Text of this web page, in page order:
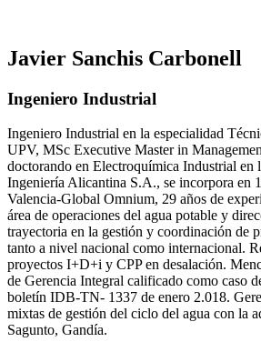
Javier Sanchis Carbonell
Ingeniero Industrial
Ingeniero Industrial en la especialidad
UPV, MSc Executive Master in
doctorando en Electroquímica Industrial en
Ingeniería Alicantina S.A., se incorpora en
Valencia-Global Omnium, 29 años de
área de operaciones del agua potable y
trayectoria en la gestión y coordinación de
tanto a nivel nacional como internacional.
proyectos I+D+i y CPP en desalación.
de Gerencia Integral calificado como caso
boletín IDB-TN- 1337 de enero 2.018.
mixtas de gestión del ciclo del agua con la
Sagunto, Gandía.